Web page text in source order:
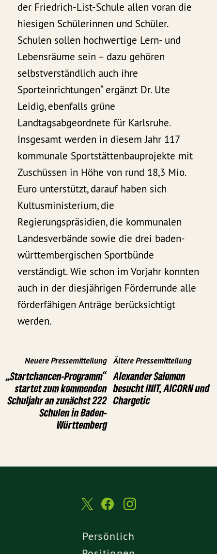
der Friedrich-List-Schule allen voran die
hiesigen Schülerinnen und Schüler.
Schulen sollen hochwertige Lern- und
Lebensräume sein – dazu gehören
selbstverständlich auch ihre
Sporteinrichtungen“ ergänzt Dr. Ute
Leidig, ebenfalls grüne
Landtagsabgeordnete für Karlsruhe.
Insgesamt werden in diesem Jahr 117
kommunale Sportstättenbauprojekte mit
Zuschüssen in Höhe von rund 18,3 Mio.
Euro unterstützt, darauf haben sich
Kultusministerium, die
Regierungspräsidien, die kommunalen
Landesverbände sowie die drei baden-
württembergischen Sportbünde
verständigt. Wie schon im Vorjahr konnten
auch in der diesjährigen Förderrunde alle
förderfähigen Anträge berücksichtigt
werden.
Neuere Pressemitteilung
„Startchancen-Programm“
startet zum kommenden
Schuljahr an zunächst 222
Schulen in Baden-
Württemberg
Ältere Pressemitteilung
Alexander Salomon
besucht INIT, AICORN und
Chargetic
Persönlich